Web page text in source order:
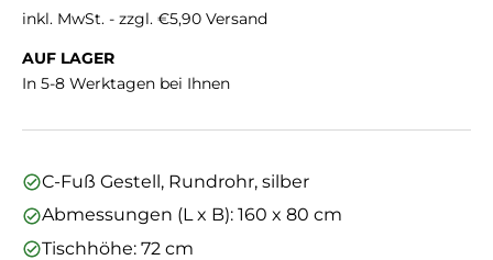
inkl. MwSt. - zzgl. €5,90 Versand
AUF LAGER
In 5-8 Werktagen bei Ihnen
C-Fuß Gestell, Rundrohr, silber
Abmessungen (L x B): 160 x 80 cm
Tischhöhe: 72 cm